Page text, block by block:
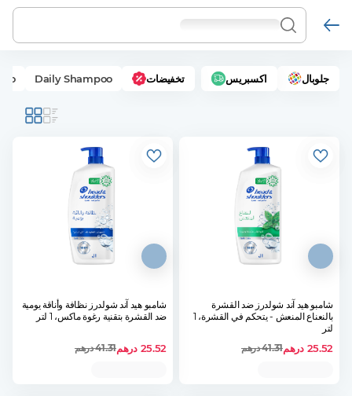
جلوبال اكسبريس تخفيضات Daily Shampoo
شامبو هيد آند شولدرز ضد القشرة
بالنعناع المنعش - يتحكم في القشرة، 1
لتر
25.52 درهم41.31درهم
شامبو هيد آند شولدرز نظافة وأناقة يومية
ضد القشرة بتقنية رغوة ماكس، 1 لتر
25.52 درهم41.31درهم